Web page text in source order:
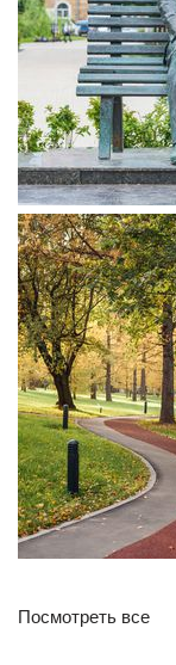
Посмотреть все